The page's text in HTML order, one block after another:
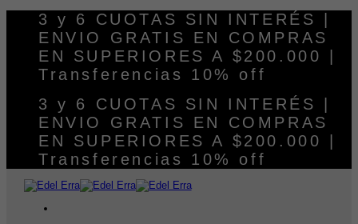
contenido
3 y 6 CUOTAS SIN INTERÉS |
ENVIO GRATIS EN COMPRAS
EN SUPERIORES A $200.000 |
Transferencias 10% off
3 y 6 CUOTAS SIN INTERÉS |
ENVIO GRATIS EN COMPRAS
EN SUPERIORES A $200.000 |
Transferencias 10% off